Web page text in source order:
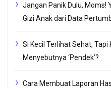
Jangan Panik Dulu, Moms!
Gizi Anak dari Data
Si Kecil Terlihat Sehat, Tapi
Menyebutnya ‘Pendek’?
Cara Membuat Laporan